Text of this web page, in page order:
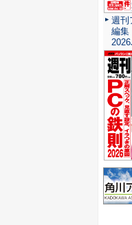
週刊
編